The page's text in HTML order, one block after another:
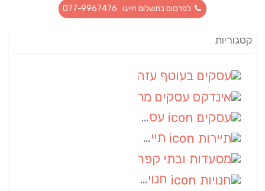
לפרסום בתשלום חייגו 077-9967476
קטגוריות
עסקים
תיירות
חנויות